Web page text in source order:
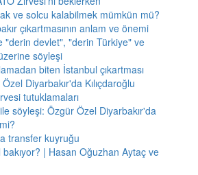
ve solcu kalabilmek mümkün mü?
çıkartmasının anlam ve önemi
"derin devlet", "derin Türkiye" ve
söyleşi
biten İstanbul çıkartması
Diyarbakır'da Kılıçdaroğlu
tutuklamaları
söyleşi: Özgür Özel Diyarbakır'da
transfer kuyruğu
| Hasan Oğuzhan Aytaç ve